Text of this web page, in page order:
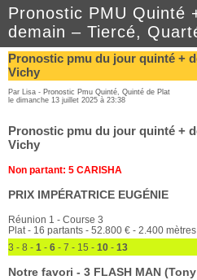
Pronostic PMU Quinté
demain – Tiercé,
Pronostic pmu du jour quinté +
Vichy
Par Lisa - Pronostic Pmu Quinté, Quinté de Plat
le dimanche 13 juillet 2025 à 23:38
Pronostic pmu du jour quinté +
Vichy
Non partant: 5 CARISHA
PRIX IMPÉRATRICE EUGÉNIE
Réunion 1 - Course 3
Plat - 16 partants - 52.800 € - 2.400
3 - 8 - 1 - 6 - 7 - 15 - 10 - 13
Notre favori - 3 FLASH MAN